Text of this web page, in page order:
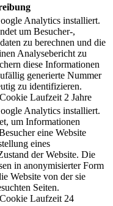
Analytics installiert.
um Besucher-,
zu berechnen und die
Analysebericht zu
diese Informationen
generierte Nummer
zu identifizieren.
Cookie Laufzeit 2 Jahre
Analytics installiert.
um Informationen
eine Website
eines
der Website. Die
in anonymisierter Form
Website von der sie
Seiten.
Cookie Laufzeit 24